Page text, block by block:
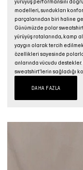
modelleri, sundukları
parçalarından biri haline
Günümüzde polar
yürüyüş rotalarında, kamp
yaygın olarak tercih
özellikleri sayesinde
anlarında vücudu
sweatshirt’lerin sağladığı
DAHA FAZLA